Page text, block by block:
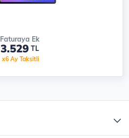
Faturaya Ek
3.529 TL
x6 Ay Taksitli